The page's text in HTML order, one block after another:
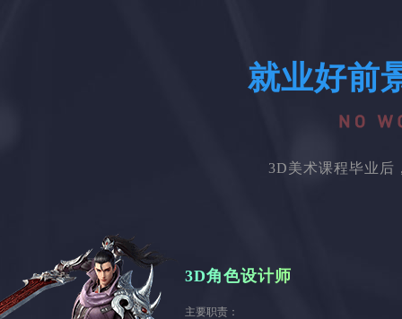
就业好前
3D美术课程毕业后
3D角色设计师
主要职责：